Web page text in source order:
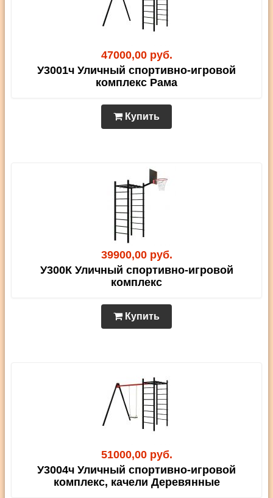
47000,00 руб.
У3001ч Уличный спортивно-игровой
комплекс Рама
Купить
39900,00 руб.
У300К Уличный спортивно-игровой
комплекс
Купить
51000,00 руб.
У3004ч Уличный спортивно-игровой
комплекс, качели Деревянные